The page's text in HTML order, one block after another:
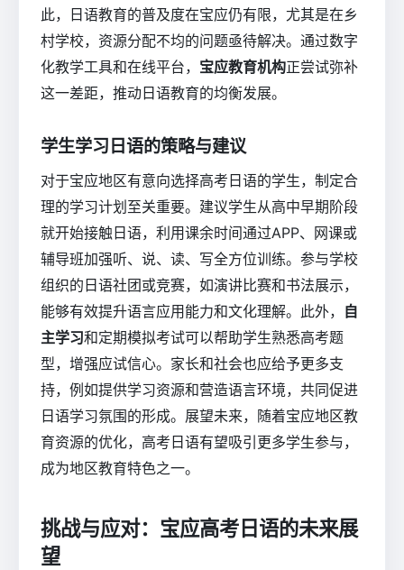
此，日语教育的普及度在宝应仍有限，尤其是在乡
村学校，资源分配不均的问题亟待解决。通过数字
化教学工具和在线平台， 宝应教育机构正尝试弥补
这一差距，推动日语教育的均衡发展。
学生学习日语的策略与建议
对于宝应地区有意向选择高考日语的学生，制定合
理的学习计划至关重要。建议学生从高中早期阶段
就开始接触日语，利用课余时间通过APP、网课或
辅导班加强听、说、读、写全方位训练。参与学校
组织的日语社团或竞赛，如演讲比赛和书法展示，
能够有效提升语言应用能力和文化理解。此外， 自
主学习和定期模拟考试可以帮助学生熟悉高考题
型，增强应试信心。家长和社会也应给予更多支
持，例如提供学习资源和营造语言环境，共同促进
日语学习氛围的形成。展望未来，随着宝应地区教
育资源的优化，高考日语有望吸引更多学生参与，
成为地区教育特色之一。
挑战与应对：宝应高考日语的未来展
望